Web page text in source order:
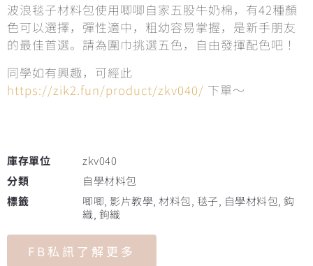
波浪毯子材料包使用唧唧自家五股牛奶棉，有42種顏
色可以選擇，彈性適中，粗幼容易掌握，是新手朋友
的最佳首選。請為圍巾挑選五色，自由發揮配色吧！
同學如有興趣，可經此
https://zik2.fun/product/zkv040/ 下單～
庫存單位
zkv040
分類
自學材料包
標籤
唧唧, 影片教學, 材料包, 毯子, 自學材料包, 鈎
織, 鉤織
FB私訊了解更多